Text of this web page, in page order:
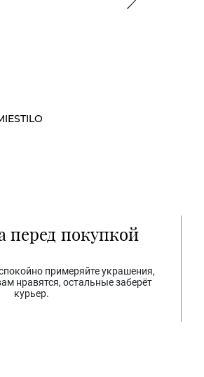
перед покупкой
примеряйте украшения,
нравятся, остальные заберёт
курьер.